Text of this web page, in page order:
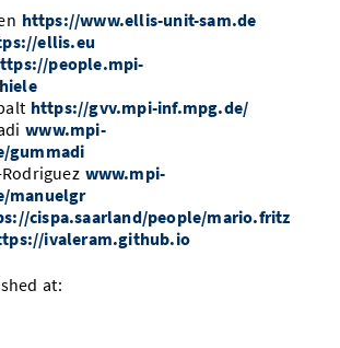
https://www.ellis-unit-sam.de
ellis.eu
people.mpi-
https://gvv.mpi-inf.mpg.de/
www.mpi-
gummadi
www.mpi-
manuelgr
cispa.saarland/people/mario.fritz
ivaleram.github.io
at: